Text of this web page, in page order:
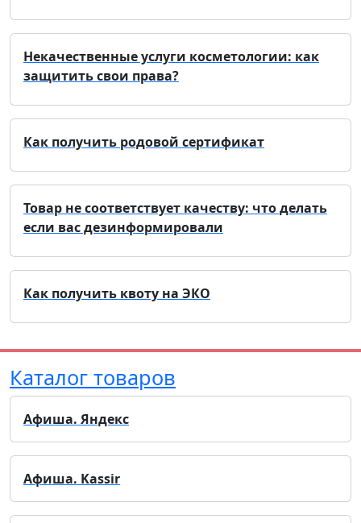
Некачественные услуги косметологии: как
защитить свои права?
Как получить родовой сертификат
Товар не соответствует качеству: что делать
если вас дезинформировали
Как получить квоту на ЭКО
Каталог товаров
Афиша. Яндекс
Афиша. Kassir